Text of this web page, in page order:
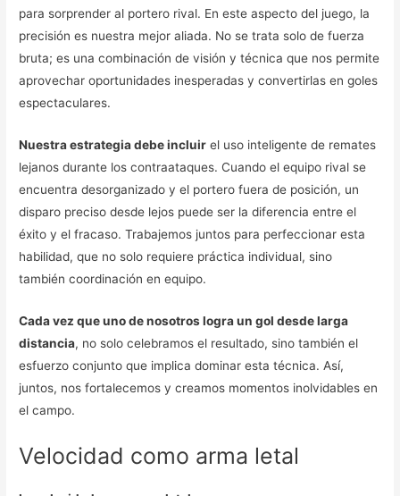
para sorprender al portero rival. En este aspecto del juego, la
precisión es nuestra mejor aliada. No se trata solo de fuerza
bruta; es una combinación de visión y técnica que nos permite
aprovechar oportunidades inesperadas y convertirlas en goles
espectaculares.
Nuestra estrategia debe incluir el uso inteligente de remates
lejanos durante los contraataques. Cuando el equipo rival se
encuentra desorganizado y el portero fuera de posición, un
disparo preciso desde lejos puede ser la diferencia entre el
éxito y el fracaso. Trabajemos juntos para perfeccionar esta
habilidad, que no solo requiere práctica individual, sino
también coordinación en equipo.
Cada vez que uno de nosotros logra un gol desde larga
distancia, no solo celebramos el resultado, sino también el
esfuerzo conjunto que implica dominar esta técnica. Así,
juntos, nos fortalecemos y creamos momentos inolvidables en
el campo.
Velocidad como arma letal